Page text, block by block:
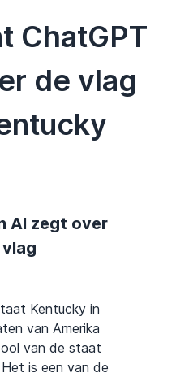
ChatGPT
de vlag
AI zegt over
Kentucky in
van Amerika
van de staat
is een van de